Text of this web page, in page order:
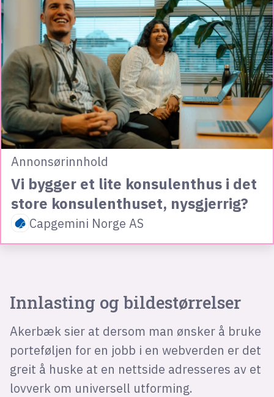
Annonsørinnhold
Vi bygger et lite konsulenthus i det
store konsulenthuset, nysgjerrig?
Capgemini Norge AS
Innlasting og bildestørrelser
Akerbæk sier at dersom man ønsker å bruke
porteføljen for en jobb i en webverden er det
greit å huske at en nettside adresseres av et
lovverk om universell utforming.